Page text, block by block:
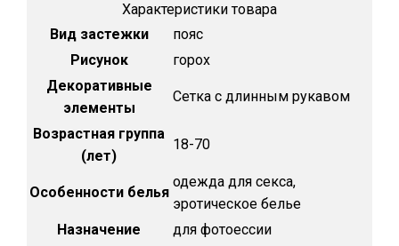
Характеристики товара
Вид застежки
пояс
Рисунок
горох
Декоративные
элементы
Сетка с длинным рукавом
Возрастная группа
(лет)
18-70
Особенности белья
одежда для секса,
эротическое белье
Назначение
для фотоессии